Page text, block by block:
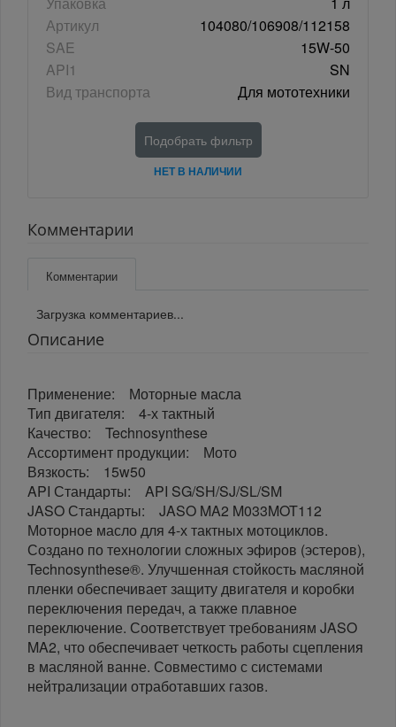
Артикул
104080/106908/112158
SAE
15W-50
API1
SN
Вид транспорта
Для мототехники
Подобрать фильтр
НЕТ В НАЛИЧИИ
Комментарии
Комментарии
Загрузка комментариев...
Описание
Применение: Моторные масла
Тип двигателя: 4-х тактный
Качество: Technosynthese
Ассортимент продукции: Мото
Вязкость: 15w50
API Стандарты: API SG/SH/SJ/SL/SM
JASO Стандарты: JASO MA2 M033MOT112
Моторное масло для 4-х тактных мотоциклов.
Создано по технологии сложных эфиров (эстеров),
Technosynthese®. Улучшенная стойкость масляной
пленки обеспечивает защиту двигателя и коробки
переключения передач, а также плавное
переключение. Соответствует требованиям JASO
MA2, что обеспечивает четкость работы сцепления
в масляной ванне. Совместимо с системами
нейтрализации отработавших газов.